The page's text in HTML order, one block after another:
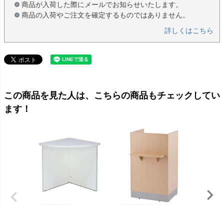
商品が入荷した際にメールでお知らせいたします。
商品の入荷やご注文を確定するものではありません。
詳しくはこちら
この商品を見た人は、こちらの商品もチェックしてい
ます！